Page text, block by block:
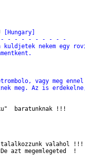
[Hungary]
- - - - - - - - -
nekem egy
vagy meg
meg. Az is
baratunknak !!!
talalkozzunk valahol !!!
azt megemlegeted  !